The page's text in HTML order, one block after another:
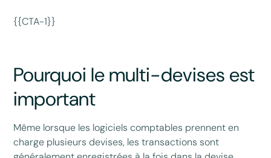
{{CTA-1}}
Pourquoi le multi-devises est
important
Même lorsque les logiciels comptables prennent en
charge plusieurs devises, les transactions sont